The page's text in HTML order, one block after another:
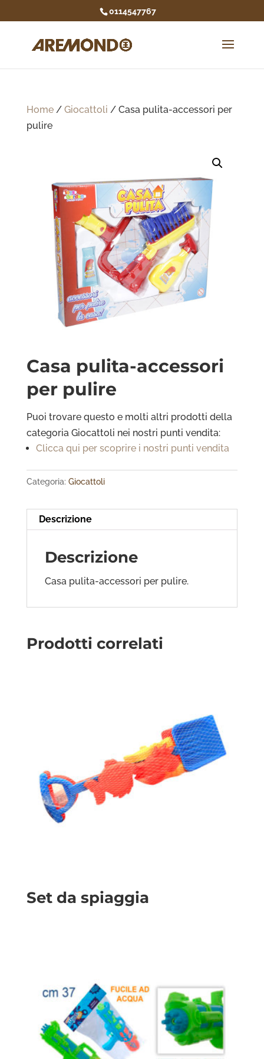
0114547767
Home/ Giocattoli / Casa pulita-accessori per
pulire
Casa pulita-accessori
per pulire
Puoi trovare questo e molti altri prodotti della
categoria Giocattoli nei nostri punti vendita:
Clicca qui per scoprire i nostri punti vendita
Categoria: Giocattoli
Descrizione
Descrizione
Casa pulita-accessori per pulire.
Prodotti correlati
Set da spiaggia